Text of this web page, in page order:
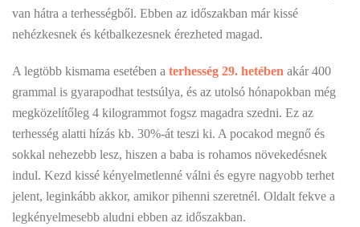
van hátra a terhességből. Ebben az időszakban már kissé
nehézkesnek és kétbalkezesnek érezheted magad.
A legtöbb kismama esetében a terhesség 29. hetében akár 400
grammal is gyarapodhat testsúlya, és az utolsó hónapokban még
megközelítőleg 4 kilogrammot fogsz magadra szedni. Ez az
terhesség alatti hízás kb. 30%-át teszi ki. A pocakod megnő és
sokkal nehezebb lesz, hiszen a baba is rohamos növekedésnek
indul. Kezd kissé kényelmetlenné válni és egyre nagyobb terhet
jelent, leginkább akkor, amikor pihenni szeretnél. Oldalt fekve a
legkényelmesebb aludni ebben az időszakban.